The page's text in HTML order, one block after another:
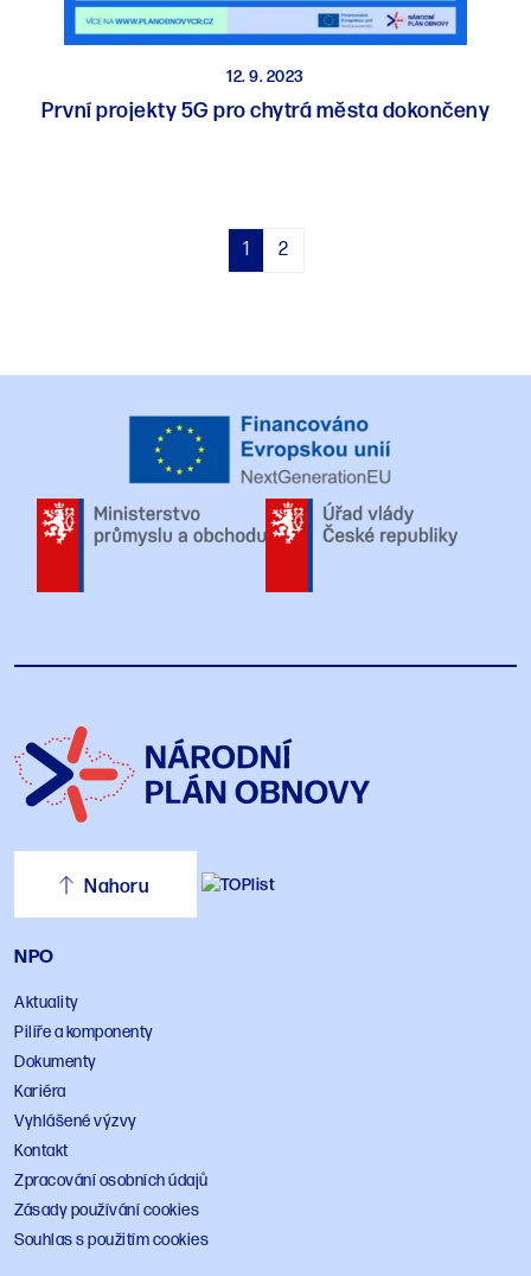
12. 9. 2023
První projekty 5G pro chytrá města dokončeny
1 2
NPO
Aktuality
Pilíře a komponenty
Dokumenty
Kariéra
Vyhlášené výzvy
Kontakt
Zpracování osobních údajů
Zásady používání cookies
Souhlas s použitím cookies
Nahoru